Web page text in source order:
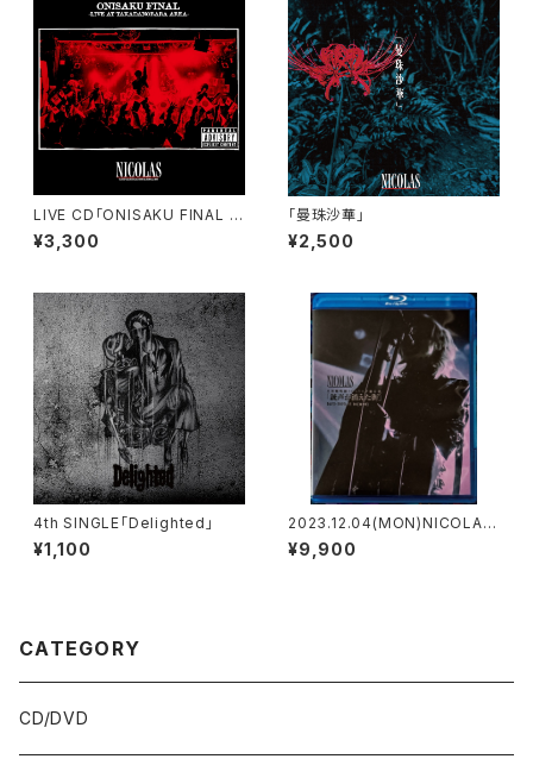
LIVE CD「ONISAKU FINAL -
LIVE AT Takadanobaba AR
EA-」
¥3,300
「曼珠沙華」
¥2,500
4th SINGLE「Delighted」
¥1,100
2023.12.04(MON)NICOLAS
目黒鹿鳴館3DAYS単独公演
「銃声が消えた街」Blu-ray Dis
¥9,900
CATEGORY
CD/DVD